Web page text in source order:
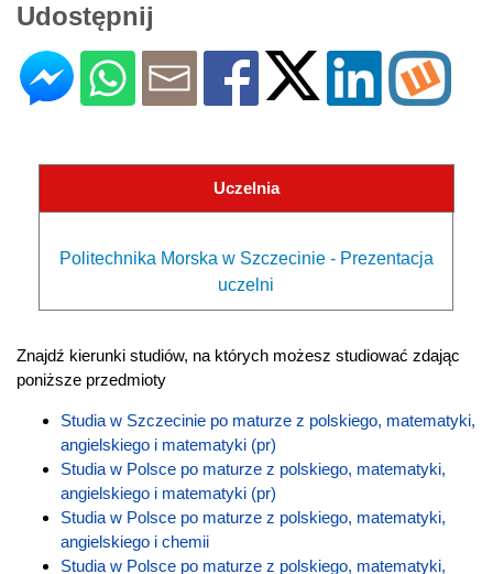
Udostępnij
Uczelnia
Politechnika Morska w Szczecinie - Prezentacja
uczelni
Znajdź kierunki studiów, na których możesz studiować zdając
poniższe przedmioty
Studia w Szczecinie po maturze z polskiego, matematyki,
angielskiego i matematyki (pr)
Studia w Polsce po maturze z polskiego, matematyki,
angielskiego i matematyki (pr)
Studia w Polsce po maturze z polskiego, matematyki,
angielskiego i chemii
Studia w Polsce po maturze z polskiego, matematyki,